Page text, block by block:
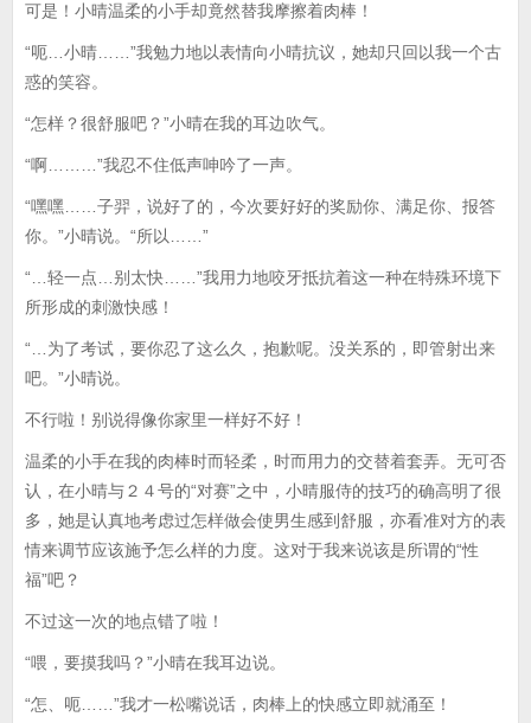
可是！小晴温柔的小手却竟然替我摩擦着肉棒！
“呃…小晴……”我勉力地以表情向小晴抗议，她却只回以我一个古
惑的笑容。
“怎样？很舒服吧？”小晴在我的耳边吹气。
“啊………”我忍不住低声呻吟了一声。
“嘿嘿……子羿，说好了的，今次要好好的奖励你、满足你、报答
你。”小晴说。“所以……”
“…轻一点…别太快……”我用力地咬牙抵抗着这一种在特殊环境下
所形成的刺激快感！
“…为了考试，要你忍了这么久，抱歉呢。没关系的，即管射出来
吧。”小晴说。
不行啦！别说得像你家里一样好不好！
温柔的小手在我的肉棒时而轻柔，时而用力的交替着套弄。无可否
认，在小晴与２４号的“对赛”之中，小晴服侍的技巧的确高明了很
多，她是认真地考虑过怎样做会使男生感到舒服，亦看准对方的表
情来调节应该施予怎么样的力度。这对于我来说该是所谓的“性
福”吧？
不过这一次的地点错了啦！
“喂，要摸我吗？”小晴在我耳边说。
“怎、呃……”我才一松嘴说话，肉棒上的快感立即就涌至！